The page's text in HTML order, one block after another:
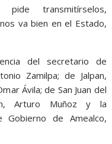
transmitírselos,
va bien en el Estado,
del secretario de
Zamilpa; de Jalpan,
Ávila; de San Juan del
Arturo Muñoz y la
de Amealco,